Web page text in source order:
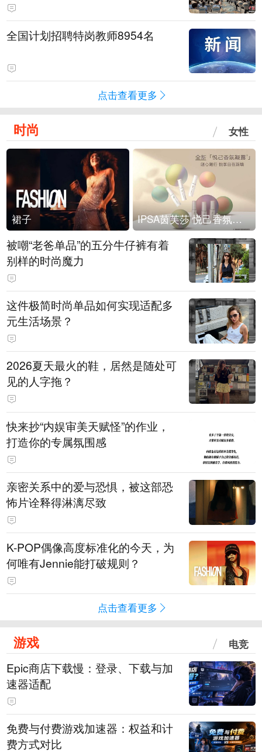
全国计划招聘特岗教师8954名
点击查看更多
时尚 女性
裙子 IPSA茵芙莎 悦己香氛凝露上市
被嘲“老爸单品”的五分牛仔裤有着
别样的时尚魔力
这件极简时尚单品如何实现适配多
元生活场景？
2026夏天最火的鞋，居然是随处可
见的人字拖？
快来抄“内娱审美天赋怪”的作业，
打造你的专属氛围感
亲密关系中的爱与恐惧，被这部恐
怖片诠释得淋漓尽致
K-POP偶像高度标准化的今天，为
何唯有Jennie能打破规则？
点击查看更多
游戏 电竞
Epic商店下载慢：登录、下载与加
速器适配
免费与付费游戏加速器：权益和计
费方式对比